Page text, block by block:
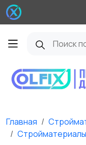
Главная
Стройматериалы